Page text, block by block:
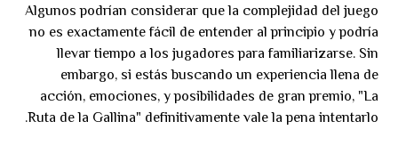
Algunos podrían considerar que la complejidad del juego
no es exactamente fácil de entender al principio y podría
llevar tiempo a los jugadores para familiarizarse. Sin
embargo, si estás buscando un experiencia llena de
acción, emociones, y posibilidades de gran premio, "La
Ruta de la Gallina" definitivamente vale la pena intentarlo.